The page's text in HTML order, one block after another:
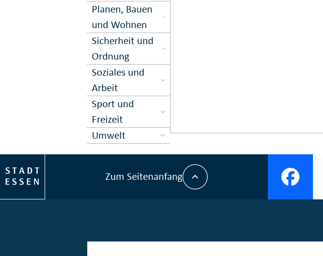
Planen, Bauen
und Wohnen
Sicher­heit und
Ord­nung
Soziales und
Arbeit
Sport und
Freizeit
Umwelt
Zum Seitenanfang